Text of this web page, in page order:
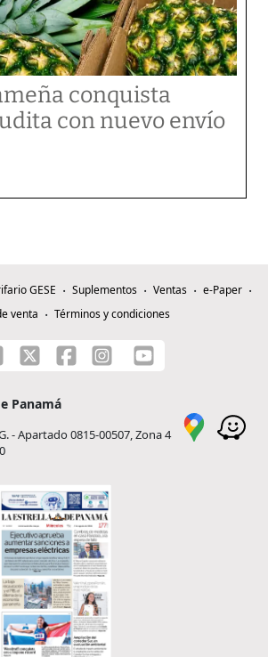
conquista
con nuevo envío
GESE Suplementos Ventas
e-Paper
venta
Términos y condiciones
Panamá
- Apartado 0815-00507, Zona 4